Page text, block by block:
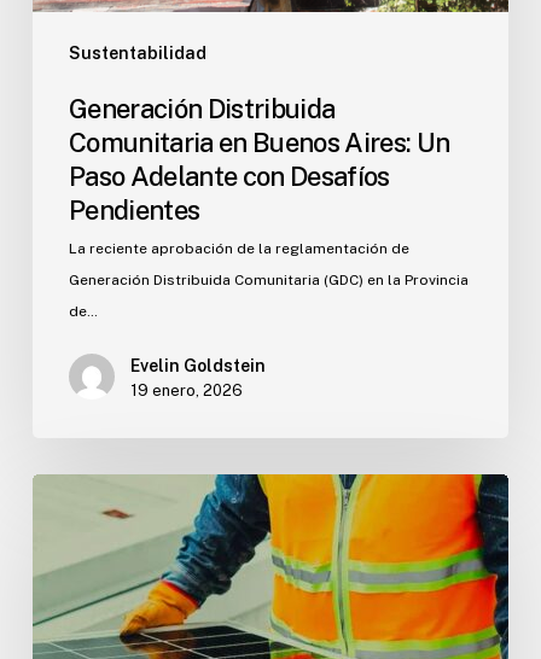
Sustentabilidad
Generación Distribuida
Comunitaria en Buenos Aires: Un
Paso Adelante con Desafíos
Pendientes
La reciente aprobación de la reglamentación de
Generación Distribuida Comunitaria (GDC) en la Provincia
de…
Evelin Goldstein
19 enero, 2026